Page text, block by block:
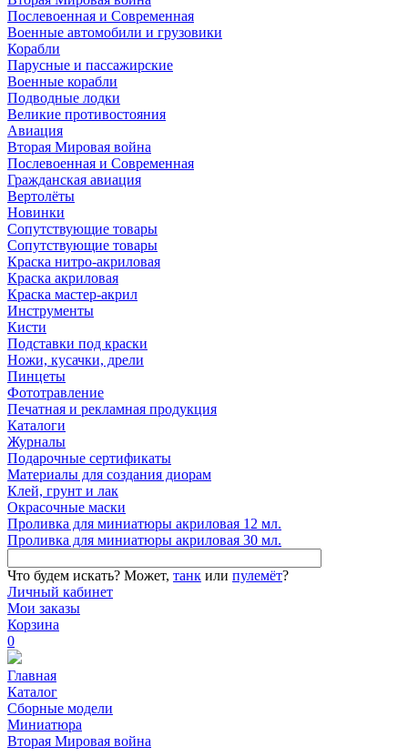
Послевоенная и Современная
Военные автомобили и грузовики
Корабли
Парусные и пассажирские
Военные корабли
Подводные лодки
Великие противостояния
Авиация
Вторая Мировая война
Послевоенная и Современная
Гражданская авиация
Вертолёты
Новинки
Сопутствующие товары
Сопутствующие товары
Краска нитро-акриловая
Краска акриловая
Краска мастер-акрил
Инструменты
Кисти
Подставки под краски
Ножи, кусачки, дрели
Пинцеты
Фототравление
Печатная и рекламная продукция
Каталоги
Журналы
Подарочные сертификаты
Материалы для создания диорам
Клей, грунт и лак
Окрасочные маски
Проливка для миниатюры акриловая 12 мл.
Проливка для миниатюры акриловая 30 мл.
Что будем искать? Может, танк или пулемёт?
Личный кабинет
Мои заказы
Корзина
0
Главная
Каталог
Сборные модели
Миниатюра
Вторая Мировая война